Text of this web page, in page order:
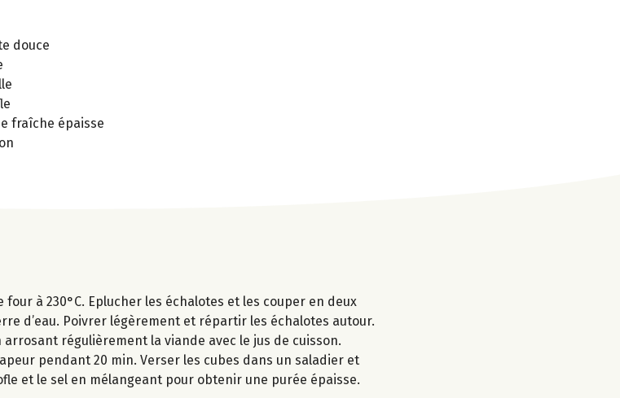
douce
fraîche épaisse
à 230°C. Eplucher les échalotes et les couper en deux
d’eau. Poivrer légèrement et répartir les échalotes autour.
régulièrement la viande avec le jus de cuisson.
pendant 20 min. Verser les cubes dans un saladier et
et le sel en mélangeant pour obtenir une purée épaisse.